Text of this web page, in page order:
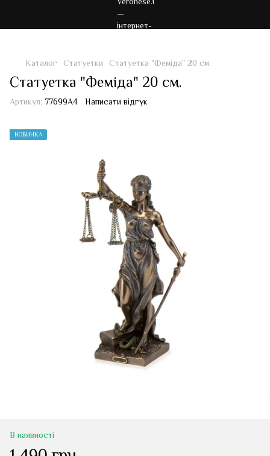
Каталог Статуетки Статуетка "Феміда" 20 см.
Статуетка "Феміда" 20 см.
Артикул: 77699A4 Написати відгук
НОВИНКА
В наявності